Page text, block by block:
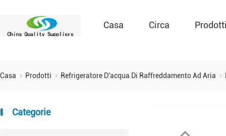
Casa Circa
Casa Prodotti Refrigeratore D'acqua Di Raffreddamento Ad Aria
Categorie